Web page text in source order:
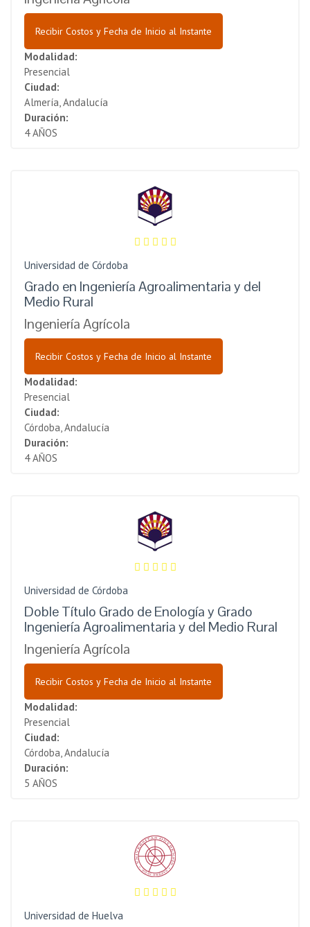
Recibir Costos y Fecha de Inicio al Instante
Modalidad:
Presencial
Ciudad:
Almería, Andalucía
Duración:
4 AÑOS
Universidad de Córdoba
Grado en Ingeniería Agroalimentaria y del
Medio Rural
Ingeniería Agrícola
Recibir Costos y Fecha de Inicio al Instante
Modalidad:
Presencial
Ciudad:
Córdoba, Andalucía
Duración:
4 AÑOS
Universidad de Córdoba
Doble Título Grado de Enología y Grado
Ingeniería Agroalimentaria y del Medio Rural
Ingeniería Agrícola
Recibir Costos y Fecha de Inicio al Instante
Modalidad:
Presencial
Ciudad:
Córdoba, Andalucía
Duración:
5 AÑOS
Universidad de Huelva